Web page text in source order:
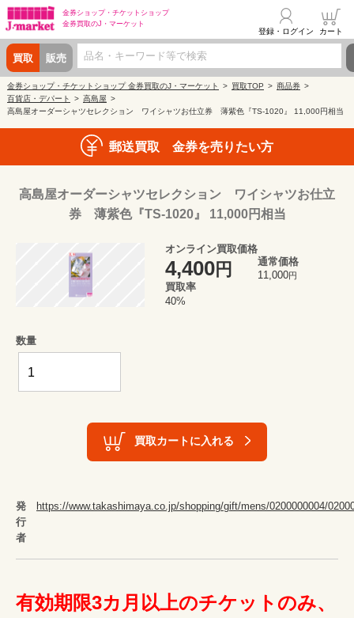
金券ショップ・ チケットショップ
金券買取のJ・マーケット
買取 販売
登録・ログイン カート
金券ショップ・チケットショップ 金券買取のJ・マーケット 買取TOP
商品券
百貨店・デパート
高島屋
高島屋オーダーシャツセレクション ワイシャツお仕立券 薄紫色『TS-1020』 11,000円相当
郵送買取 金券を売りたい方
高島屋オーダーシャツセレクション ワイシャツお仕立
券 薄紫色『TS-1020』 11,000円相当
オンライン買取価格
4,400円
通常価格
11,000円
買取率
40%
数量
買取カートに入れる
発
行
者
https://www.takashimaya.co.jp/shopping/gift/mens/0200000004/
有効期限3カ月以上のチケットのみ、